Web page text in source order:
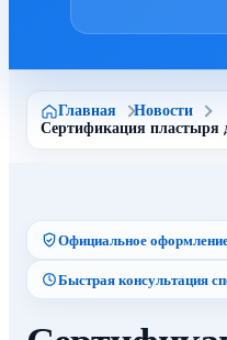
Главная
Новости
Сертификация пластыря
Официальное
Быстрая консультация